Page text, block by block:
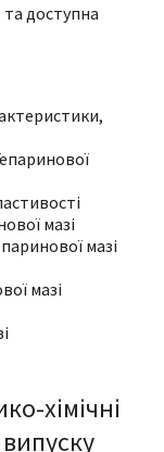
та доступна
мазі
мазі
мазі
хімічні